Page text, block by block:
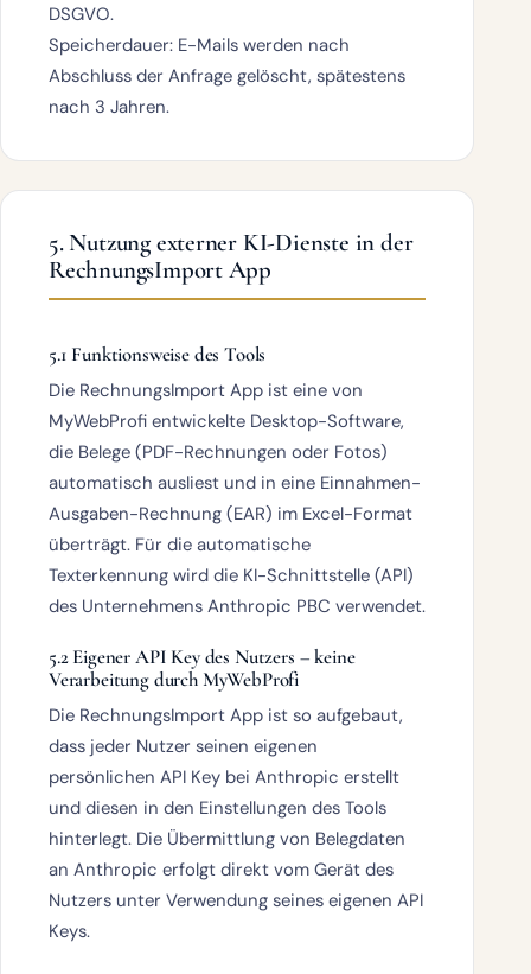
DSGVO.
Speicherdauer: E-Mails werden nach
Abschluss der Anfrage gelöscht, spätestens
nach 3 Jahren.
5. Nutzung externer KI-Dienste in der
RechnungsImport App
5.1 Funktionsweise des Tools
Die RechnungsImport App ist eine von
MyWebProfi entwickelte Desktop-Software,
die Belege (PDF-Rechnungen oder Fotos)
automatisch ausliest und in eine Einnahmen-
Ausgaben-Rechnung (EAR) im Excel-Format
überträgt. Für die automatische
Texterkennung wird die KI-Schnittstelle (API)
des Unternehmens Anthropic PBC verwendet.
5.2 Eigener API Key des Nutzers – keine
Verarbeitung durch MyWebProfi
Die RechnungsImport App ist so aufgebaut,
dass jeder Nutzer seinen eigenen
persönlichen API Key bei Anthropic erstellt
und diesen in den Einstellungen des Tools
hinterlegt. Die Übermittlung von Belegdaten
an Anthropic erfolgt direkt vom Gerät des
Nutzers unter Verwendung seines eigenen API
Keys.